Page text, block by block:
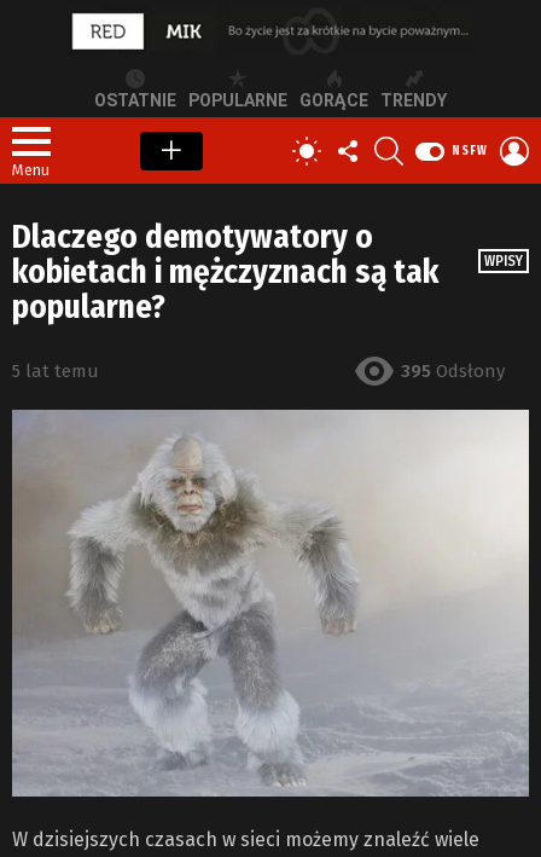
OSTATNIE POPULARNE GORĄCE TRENDY
Menu
PRZEŁĄCZ
SKÓRKĘ
OBSERWUJ
NAS
NSFW
WPISY
Dlaczego demotywatory o
kobietach i mężczyznach są tak
popularne?
5 lat temu 395 Odsłony
W dzisiejszych czasach w sieci możemy znaleźć wiele